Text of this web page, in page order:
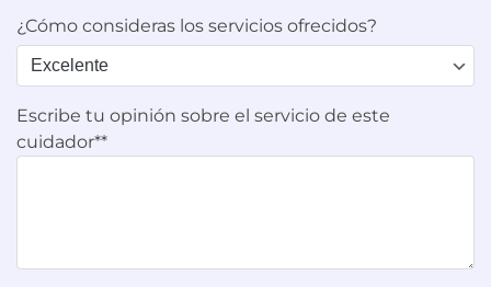
¿Cómo consideras los servicios ofrecidos?
Escribe tu opinión sobre el servicio de este
cuidador**